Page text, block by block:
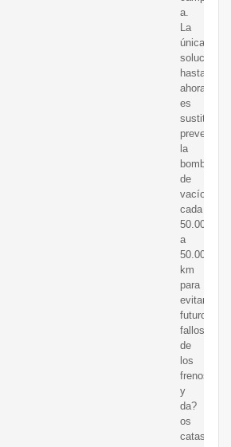
a.
La
única
solución
hasta
ahora
es
sustituir
la
bomba
de
vacío
cada
50.000
a
50.000
km
para
evitar
futuros
fallos
de
los
frenos
y
da?
os